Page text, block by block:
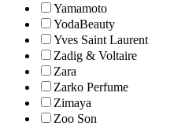
Yamamoto
YodaBeauty
Yves Saint Laurent
Zadig & Voltaire
Zara
Zarko Perfume
Zimaya
Zoo Son